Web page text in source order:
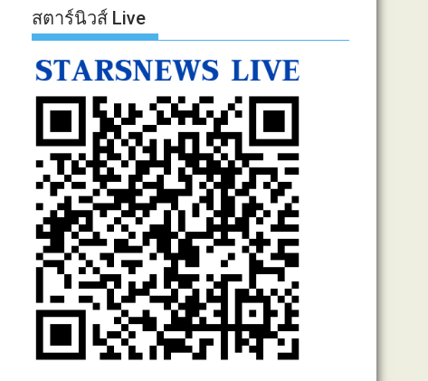
สตาร์นิวส์ Live